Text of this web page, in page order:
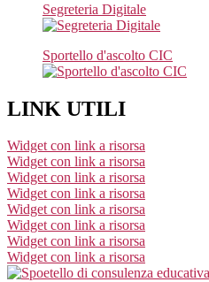
Segreteria Digitale
Sportello d'ascolto CIC
LINK UTILI
Widget con link a risorsa
Widget con link a risorsa
Widget con link a risorsa
Widget con link a risorsa
Widget con link a risorsa
Widget con link a risorsa
Widget con link a risorsa
Widget con link a risorsa